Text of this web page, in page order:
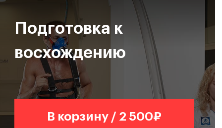
Подготовка к
восхождению
В корзину / 2 500₽